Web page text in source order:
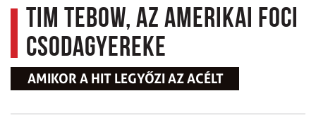
Tim Tebow, az amerikai foci
csodagyereke
AMIKOR A HIT LEGYŐZI AZ ACÉLT